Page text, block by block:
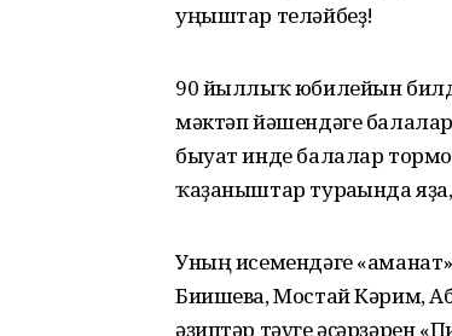
уңыштар теләйбеҙ!
90 йыллыҡ юбилейын
мәктәп йәшендәге
быуат инде балалар
ҡаҙаныштар тураһында
Уның исемендәге
Биишева, Мостай Кәрим,
әҙиптәр тәүге әҫәрҙәрен